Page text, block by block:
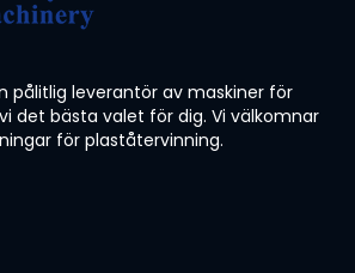
pålitlig leverantör av maskiner för
det bästa valet för dig. Vi välkomnar
för plaståtervinning.